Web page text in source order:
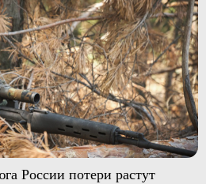
России потери растут